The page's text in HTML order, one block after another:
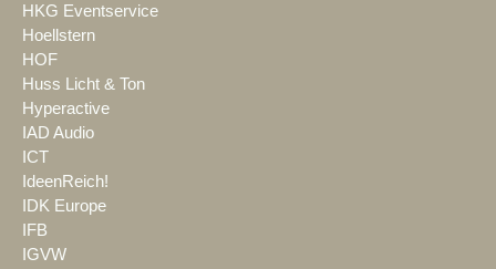
HKG Eventservice
Hoellstern
HOF
Huss Licht & Ton
Hyperactive
IAD Audio
ICT
IdeenReich!
IDK Europe
IFB
IGVW